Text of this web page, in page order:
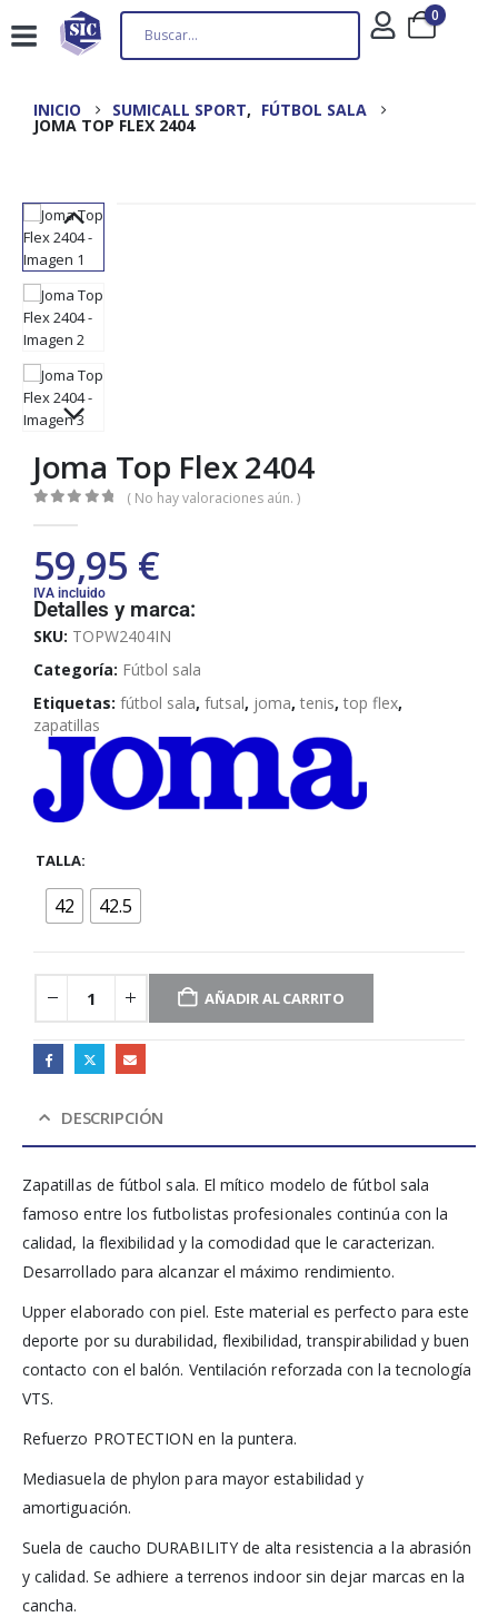
0
INICIO SUMICALL SPORT, FÚTBOL SALA
JOMA TOP FLEX 2404
Joma Top Flex 2404
( No hay valoraciones aún. )
59,95 €
IVA incluido
Detalles y marca:
SKU: TOPW2404IN
Categoría: Fútbol sala
Etiquetas: fútbol sala, futsal, joma, tenis, top flex,
zapatillas
TALLA
42 42.5
AÑADIR AL CARRITO
DESCRIPCIÓN
Zapatillas de fútbol sala. El mítico modelo de fútbol sala
famoso entre los futbolistas profesionales continúa con la
calidad, la flexibilidad y la comodidad que le caracterizan.
Desarrollado para alcanzar el máximo rendimiento.
Upper elaborado con piel. Este material es perfecto para este
deporte por su durabilidad, flexibilidad, transpirabilidad y buen
contacto con el balón. Ventilación reforzada con la tecnología
VTS.
Refuerzo PROTECTION en la puntera.
Mediasuela de phylon para mayor estabilidad y
amortiguación.
Suela de caucho DURABILITY de alta resistencia a la abrasión
y calidad. Se adhiere a terrenos indoor sin dejar marcas en la
cancha.